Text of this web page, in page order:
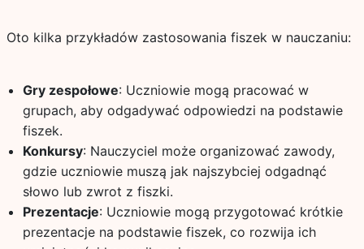
Oto kilka przykładów zastosowania fiszek w nauczaniu:
Gry zespołowe: Uczniowie mogą pracować w
grupach, aby odgadywać odpowiedzi na podstawie
fiszek.
Konkursy: Nauczyciel może organizować zawody,
gdzie uczniowie muszą jak najszybciej odgadnąć
słowo lub zwrot z fiszki.
Prezentacje: Uczniowie mogą przygotować krótkie
prezentacje na podstawie fiszek, co rozwija ich